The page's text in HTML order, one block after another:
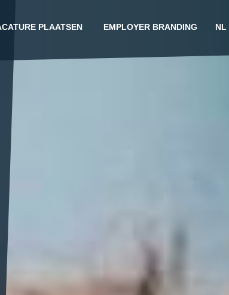
PLAATSEN EMPLOYER BRANDING NL